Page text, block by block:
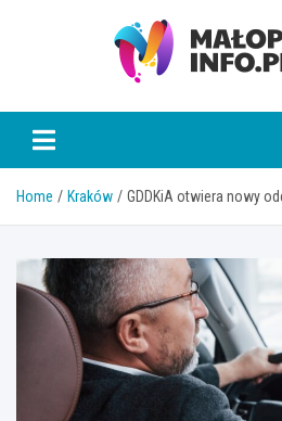
Home Kraków GDDKiA otwiera nowy